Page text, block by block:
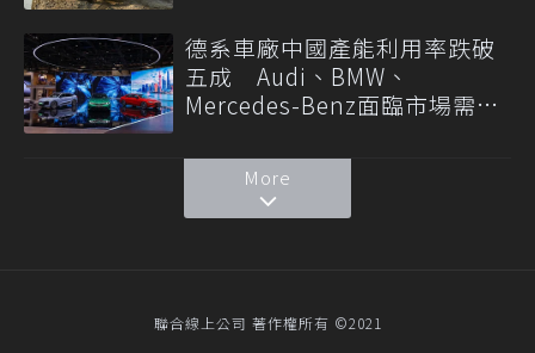
德系車廠中國產能利用率跌破
五成 Audi、BMW、
Mercedes-Benz面臨市場需求
More
聯合線上公司 著作權所有 ©2021